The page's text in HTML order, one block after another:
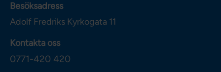
Besöksadress
Adolf Fredriks Kyrkogata 11
Kontakta oss
0771-420 420